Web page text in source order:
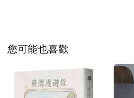
您可能也喜歡